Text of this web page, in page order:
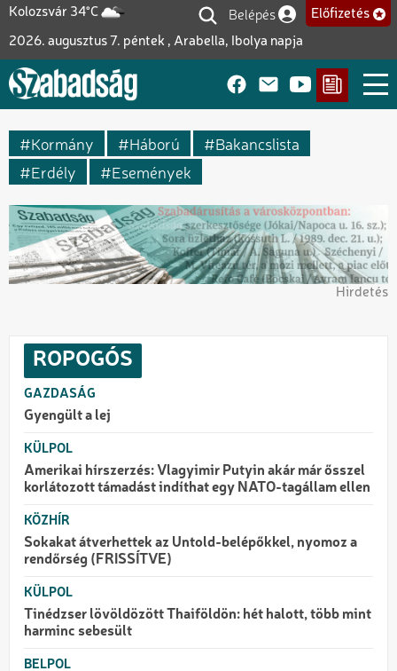
Ugrás
tartalomra
Kolozsvár 34°C
2026. augusztus 7. péntek , Arabella, Ibolya napja
Felhasználói fiók
Belépés Előfizetés
Kormány Háború
Bakancslista
Erdély
Események
Hirdetés
ROPOGÓS
GAZDASÁG
Gyengült a lej
KÜLPOL
Amerikai hírszerzés: Vlagyimir Putyin akár már ősszel
korlátozott támadást indíthat egy NATO-tagállam ellen
KÖZHÍR
Sokakat átverhettek az Untold-belépőkkel, nyomoz a
rendőrség (FRISSÍTVE)
KÜLPOL
Tinédzser lövöldözött Thaiföldön: hét halott, több mint
harminc sebesült
BELPOL